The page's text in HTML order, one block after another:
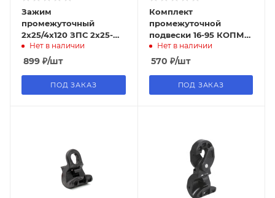
Зажим
промежуточный
2х25/4х120 ЗПС 2х25-
4х120/1800/30
(SO130.02) ИЭК (40шт)
Нет в наличии
899 ₽/шт
ПОД ЗАКАЗ
Комплект
промежуточной
подвески 16-95 КОПМ
1500 ECOLINE
Нет в наличии
570 ₽/шт
ПОД ЗАКАЗ